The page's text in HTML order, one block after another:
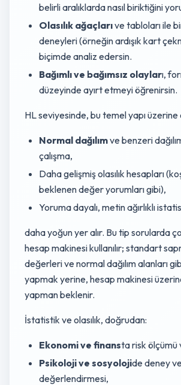
belirli aralıklarda nasıl biriktiğini
Olasılık ağaçlarıve tabloları ile
deneyleri (örneğin ardışık kart
biçimde analiz edersin.
Bağımlı ve bağımsız olayları,
düzeyinde ayırt etmeyi öğrenirsin.
HL seviyesinde, bu temel yapı üzerine
Normal dağılımve benzeri
çalışma,
Daha gelişmiş olasılık hesapları
beklenen değer yorumları gibi),
Yoruma dayalı, metin ağırlıklı
daha yoğun yer alır. Bu tip sorularda
hesap makinesi kullanılır; standart
değerleri ve normal dağılım alanları
yapmak yerine, hesap makinesi
yapman beklenir.
İstatistik ve olasılık, doğrudan:
Ekonomi ve finansta risk
Psikoloji ve sosyolojide deney
değerlendirmesi,